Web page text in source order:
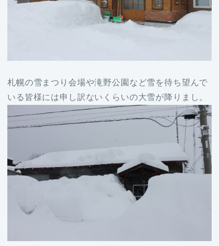
札幌の雪まつり会場や滝野公園など雪を待ち望んで
いる皆様には申し訳ないくらいの大雪が降りまし。